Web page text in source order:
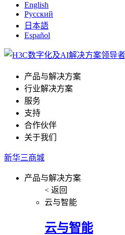
English
Русский
日本語
Español
产品与解决方案
行业解决方案
服务
支持
合作伙伴
关于我们
新华三商城
产品与解决方案
< 返回
云与智能
云与智能